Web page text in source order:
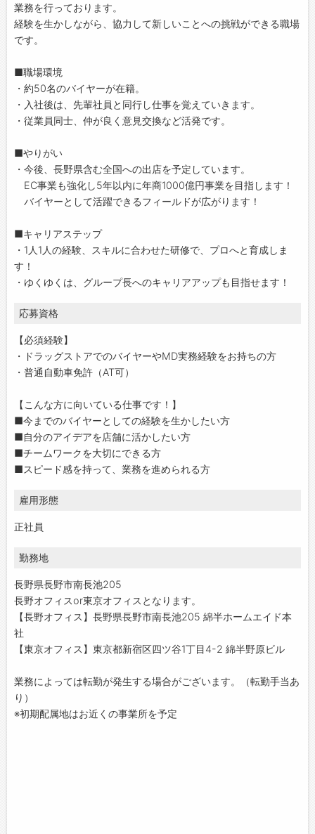
業務を行っております。
経験を生かしながら、協力して新しいことへの挑戦ができる職場
です。
■職場環境
・約50名のバイヤーが在籍。
・入社後は、先輩社員と同行し仕事を覚えていきます。
・従業員同士、仲が良く意見交換など活発です。
■やりがい
・今後、長野県含む全国への出店を予定しています。
EC事業も強化し5年以内に年商1000億円事業を目指します！
バイヤーとして活躍できるフィールドが広がります！
■キャリアステップ
・1人1人の経験、スキルに合わせた研修で、プロへと育成しま
す！
・ゆくゆくは、グループ長へのキャリアアップも目指せます！
応募資格
【必須経験】
・ドラッグストアでのバイヤーやMD実務経験をお持ちの方
・普通自動車免許（AT可）
【こんな方に向いている仕事です！】
■今までのバイヤーとしての経験を生かしたい方
■自分のアイデアを店舗に活かしたい方
■チームワークを大切にできる方
■スピード感を持って、業務を進められる方
雇用形態
正社員
勤務地
長野県長野市南長池205
長野オフィスor東京オフィスとなります。
【長野オフィス】長野県長野市南長池205 綿半ホームエイド本
社
【東京オフィス】東京都新宿区四ツ谷1丁目4-2 綿半野原ビル
業務によっては転勤が発生する場合がございます。（転勤手当あ
り）
※初期配属地はお近くの事業所を予定